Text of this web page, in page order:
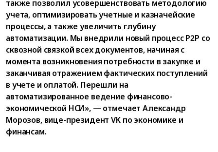
также позволил усовершенствовать методологию
учета, оптимизировать учетные и казначейские
процессы, а также увеличить глубину
автоматизации. Мы внедрили новый процесс P2P со
сквозной связкой всех документов, начиная с
момента возникновения потребности в закупке и
заканчивая отражением фактических поступлений
в учете и оплатой. Перешли на
автоматизированное ведение финансово-
экономической НСИ», — отмечает Александр
Морозов, вице-президент VK по экономике и
финансам.